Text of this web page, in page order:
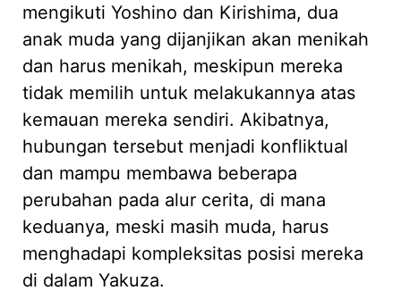
mengikuti Yoshino dan Kirishima, dua
anak muda yang dijanjikan akan menikah
dan harus menikah, meskipun mereka
tidak memilih untuk melakukannya atas
kemauan mereka sendiri. Akibatnya,
hubungan tersebut menjadi konfliktual
dan mampu membawa beberapa
perubahan pada alur cerita, di mana
keduanya, meski masih muda, harus
menghadapi kompleksitas posisi mereka
di dalam Yakuza.